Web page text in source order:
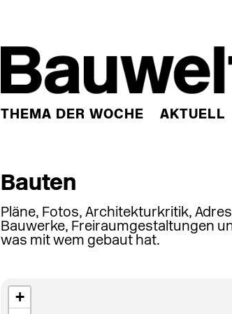
THEMA DER WOCHE AKTUELL
Bauten
Pläne, Fotos, Architekturkritik,
Bauwerke, Freiraumgestaltungen
was mit wem gebaut hat.
+